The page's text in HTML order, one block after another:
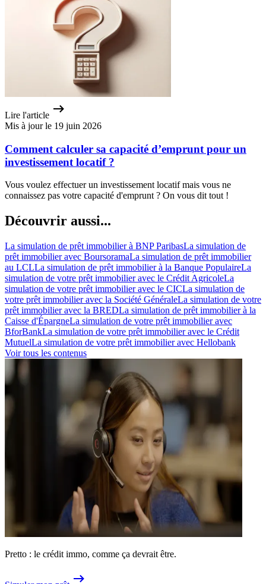
Lire l'article
Mis à jour le 19 juin 2026
Comment calculer sa capacité d’emprunt pour un
investissement locatif ?
Vous voulez effectuer un investissement locatif mais vous ne
connaissez pas votre capacité d'emprunt ? On vous dit tout !
Découvrir aussi...
La simulation de prêt immobilier à BNP ParibasLa simulation de
prêt immobilier avec BoursoramaLa simulation de prêt immobilier
au LCLLa simulation de prêt immobilier à la Banque PopulaireLa
simulation de votre prêt immobilier avec le Crédit AgricoleLa
simulation de votre prêt immobilier avec le CICLa simulation de
votre prêt immobilier avec la Société GénéraleLa simulation de votre
prêt immobilier avec la BREDLa simulation de prêt immobilier à la
Caisse d'ÉpargneLa simulation de votre prêt immobilier avec
BforBankLa simulation de votre prêt immobilier avec le Crédit
MutuelLa simulation de votre prêt immobilier avec Hellobank
Voir tous les contenus
Pretto : le crédit immo, comme ça devrait être.